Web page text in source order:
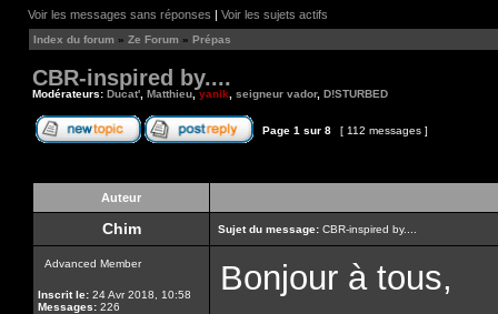
Voir les messages sans réponses | Voir les sujets actifs
Index du forum » Ze Forum » Prépas
CBR-inspired by....
Modérateurs: Ducat' Matthieu,yanik seigneur vador, D!STURBED
Page 1 sur 8 [ 112 messages ]
Auteur
Chim Sujet du message: CBR-inspired by....
Advanced Member
Inscrit le: 24 Avr 2018, 10:58
Messages: 226
Bonjour à tous,